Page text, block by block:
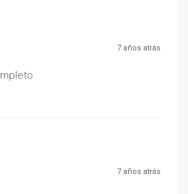
7 años atrás
7 años atrás